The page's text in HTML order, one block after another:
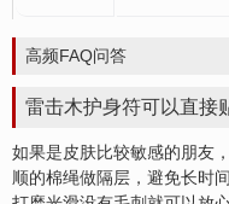
高频FAQ问答
雷击木护身符可以直接
如果是皮肤比较敏感的朋友
顺的棉绳做隔层，避免长时